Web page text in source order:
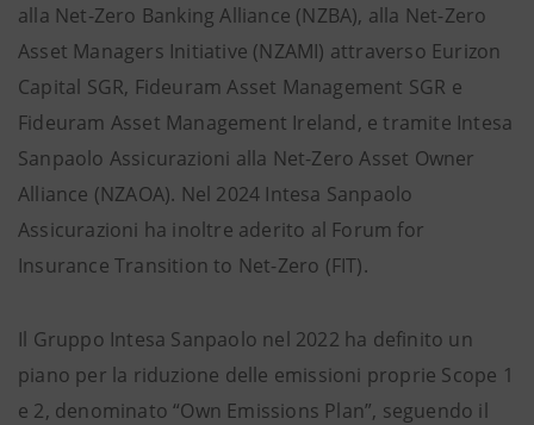
alla Net-Zero Banking Alliance (NZBA), alla Net-Zero
Asset Managers Initiative (NZAMI) attraverso Eurizon
Capital SGR, Fideuram Asset Management SGR e
Fideuram Asset Management Ireland, e tramite Intesa
Sanpaolo Assicurazioni alla Net-Zero Asset Owner
Alliance (NZAOA). Nel 2024 Intesa Sanpaolo
Assicurazioni ha inoltre aderito al Forum for
Insurance Transition to Net-Zero (FIT).
Il Gruppo Intesa Sanpaolo nel 2022 ha definito un
piano per la riduzione delle emissioni proprie Scope 1
e 2, denominato “Own Emissions Plan”, seguendo il